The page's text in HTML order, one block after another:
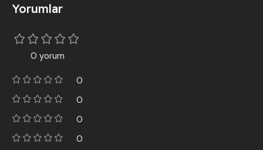
Yorumlar
0 yorum
0
0
0
0